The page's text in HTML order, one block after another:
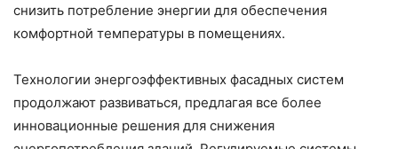
снизить потребление энергии для обеспечения
комфортной температуры в помещениях.
Технологии энергоэффективных фасадных систем
продолжают развиваться, предлагая все более
инновационные решения для снижения